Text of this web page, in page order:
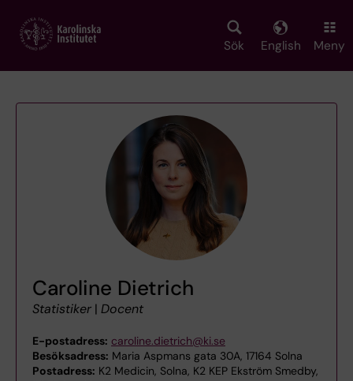
main
Sök English Meny
Caroline Dietrich
Statistiker | Docent
E-postadress: caroline.dietrich@ki.se
Besöksadress: Maria Aspmans gata 30A, 17164 Solna
Postadress: K2 Medicin, Solna, K2 KEP Ekström Smedby,